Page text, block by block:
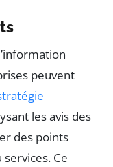
peuvent
les avis des
des points
Ce